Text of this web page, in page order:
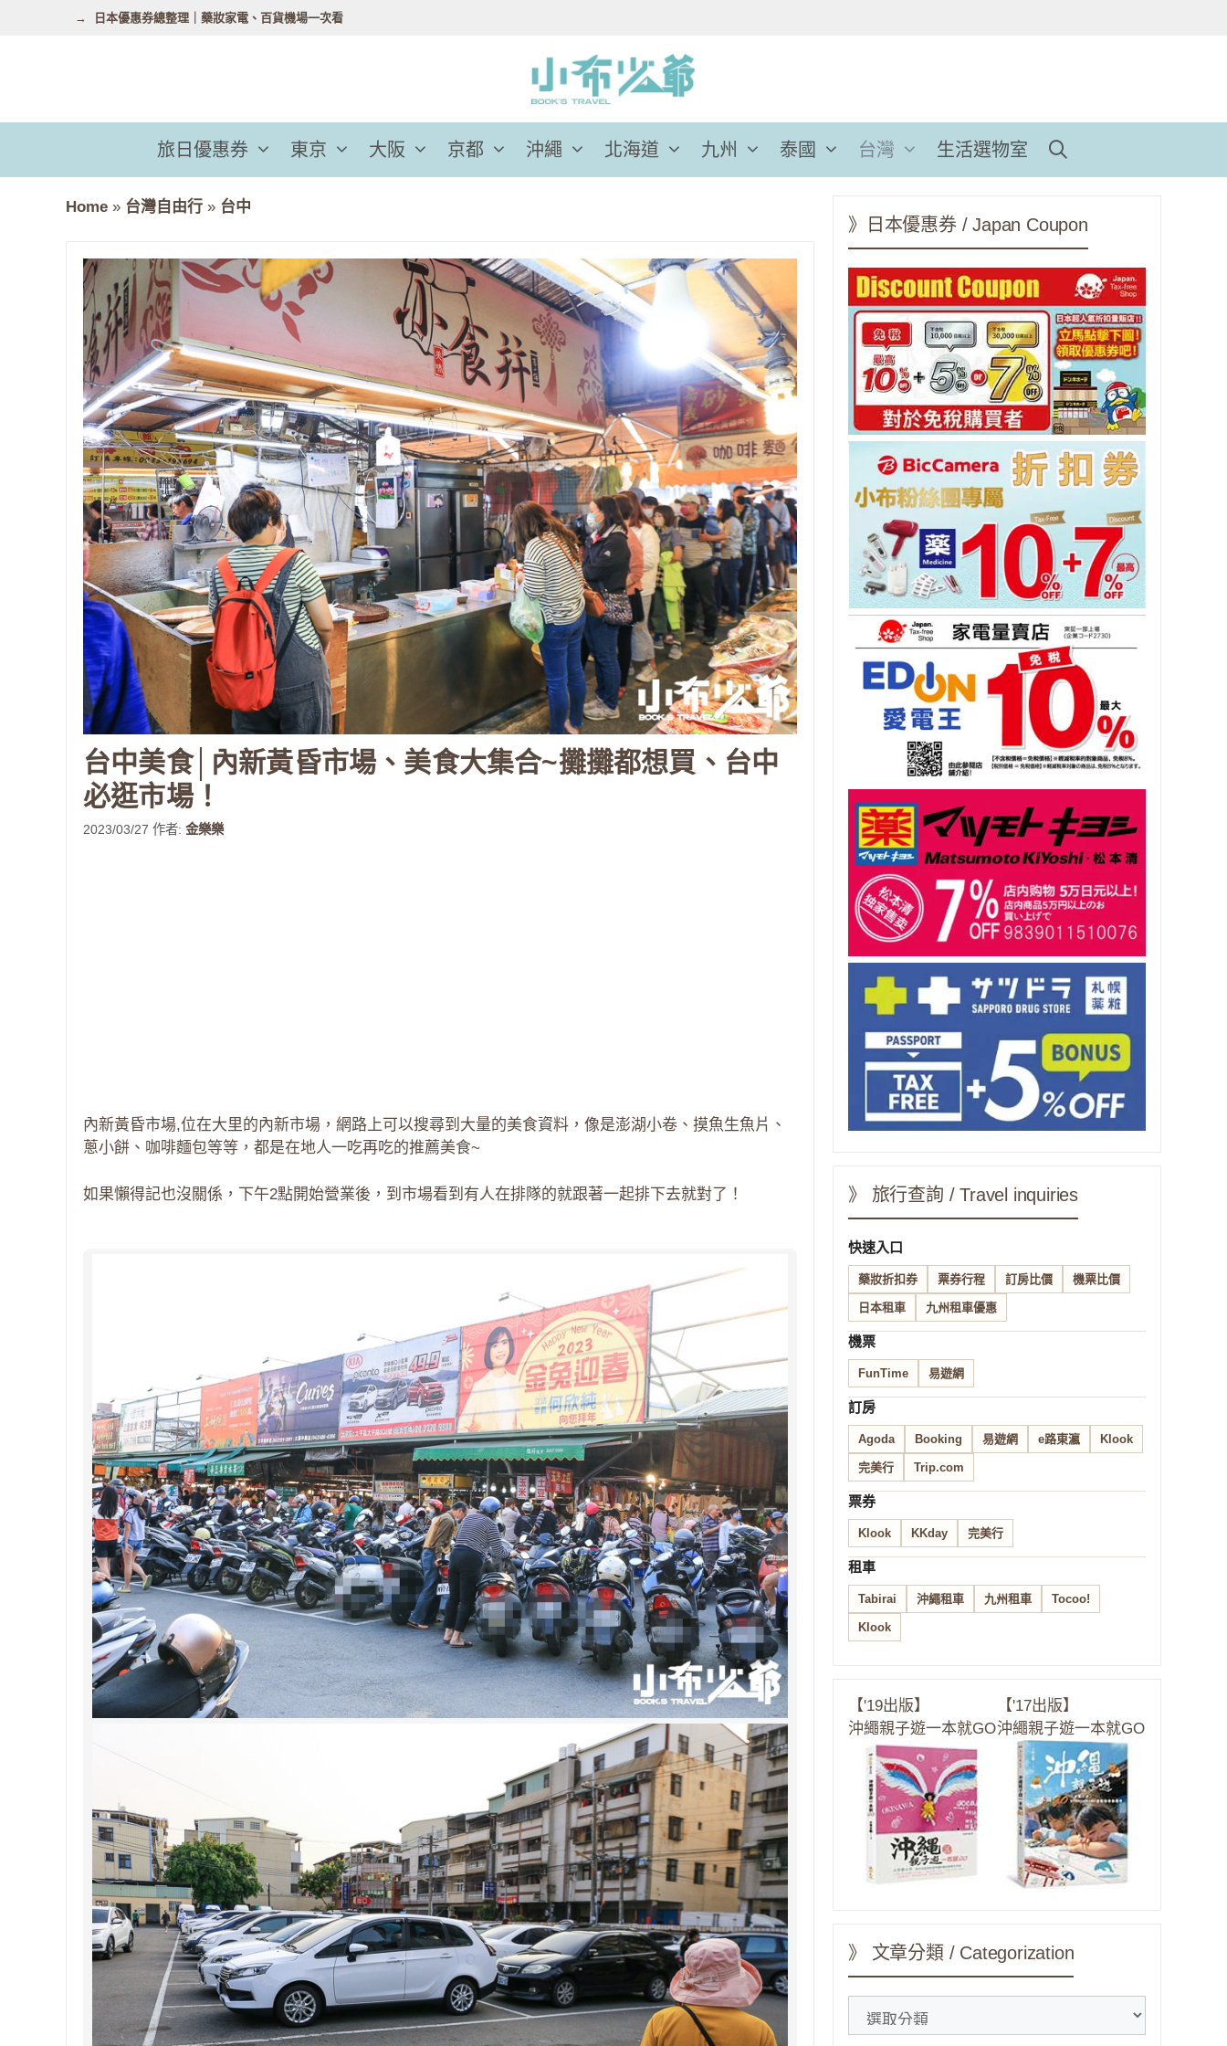
容
日本優惠券總整理｜藥妝家電、百貨機場一次看
旅日優惠券 東京 大阪 京都 沖繩 北海道 九州 泰國 台灣 生活選物室
Home » 台灣自由行 » 台中
台中美食│內新黃昏市場、美食大集合~攤攤都想買、台中
必逛市場！
2023/03/27 作者: 金樂樂
內新黃昏市場,位在大里的內新市場，網路上可以搜尋到大量的美食資料，像是澎湖小卷、摸魚生魚片、
蔥小餅、咖啡麵包等等，都是在地人一吃再吃的推薦美食~
如果懶得記也沒關係，下午2點開始營業後，到市場看到有人在排隊的就跟著一起排下去就對了！
》日本優惠券 / Japan Coupon
》 旅行查詢 / Travel inquiries
快速入口
藥妝折扣券 票券行程 訂房比價 機票比價
日本租車 九州租車優惠
機票
FunTime 易遊網
訂房
Agoda Booking 易遊網 e路東瀛 Klook
完美行 Trip.com
票券
Klook KKday 完美行
租車
Tabirai 沖繩租車 九州租車 Tocoo!
Klook
【'19出版】
沖繩親子遊一本就GO
【'17出版】
沖繩親子遊一本就GO
》 文章分類 / Categorization